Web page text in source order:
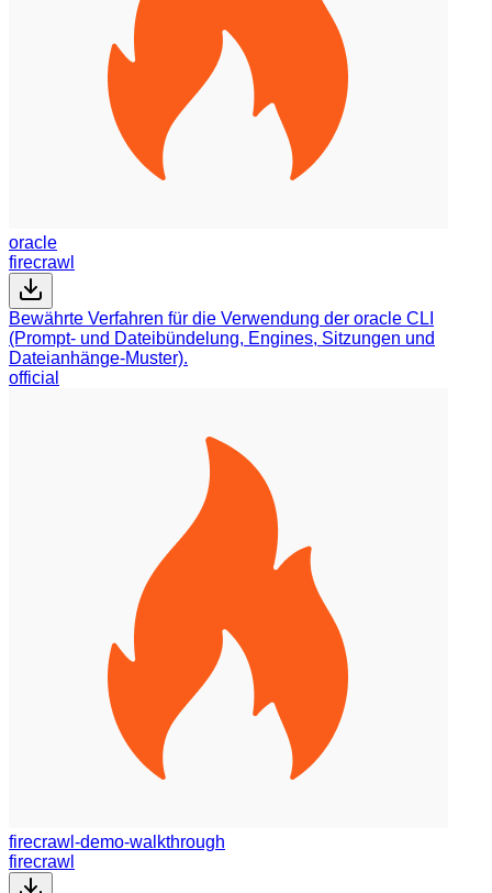
oracle
firecrawl
Bewährte Verfahren für die Verwendung der oracle CLI
(Prompt- und Dateibündelung, Engines, Sitzungen und
Dateianhänge-Muster).
official
firecrawl-demo-walkthrough
firecrawl